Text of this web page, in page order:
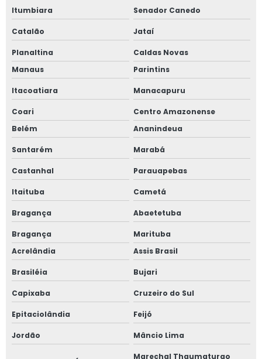
Itumbiara Senador Canedo
Catalão Jataí
Planaltina
Caldas Novas
Manaus
Parintins
Itacoatiara Manacapuru
Coari
Centro Amazonense
Belém
Ananindeua
Santarém Marabá
Castanhal Parauapebas
Itaituba Cametá
Bragança Abaetetuba
Bragança
Marituba
Acrelândia
Assis Brasil
Brasiléia Bujari
Capixaba Cruzeiro do Sul
Epitaciolândia Feijó
Jordão Mâncio Lima
Marechal Thaumaturgo